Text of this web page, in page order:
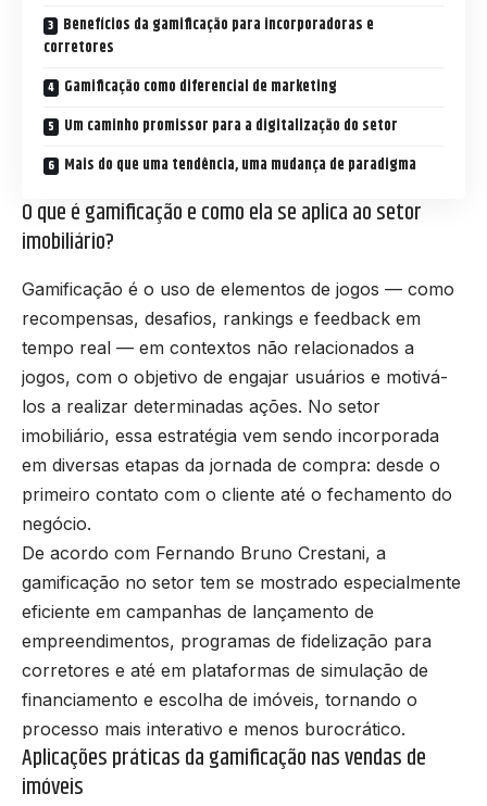
Benefícios da gamificação para incorporadoras e
corretores
Gamificação como diferencial de marketing
Um caminho promissor para a digitalização do setor
Mais do que uma tendência, uma mudança de paradigma
O que é gamificação e como ela se aplica ao setor
imobiliário?
Gamificação é o uso de elementos de jogos — como
recompensas, desafios, rankings e feedback em
tempo real — em contextos não relacionados a
jogos, com o objetivo de engajar usuários e motivá-
los a realizar determinadas ações. No setor
imobiliário, essa estratégia vem sendo incorporada
em diversas etapas da jornada de compra: desde o
primeiro contato com o cliente até o fechamento do
negócio.
De acordo com Fernando Bruno Crestani, a
gamificação no setor tem se mostrado especialmente
eficiente em campanhas de lançamento de
empreendimentos, programas de fidelização para
corretores e até em plataformas de simulação de
financiamento e escolha de imóveis, tornando o
processo mais interativo e menos burocrático.
Aplicações práticas da gamificação nas vendas de
imóveis